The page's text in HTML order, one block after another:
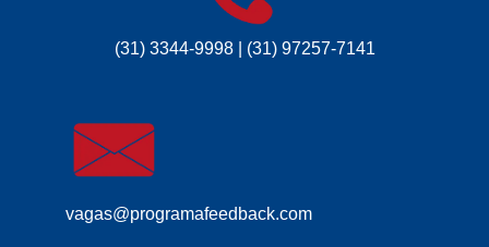
(31) 3344-9998 | (31) 97257-7141
vagas@programafeedback.com